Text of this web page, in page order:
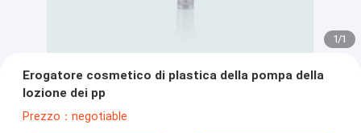
1/1
Erogatore cosmetico di plastica della pompa della
lozione dei pp
Prezzo：negotiable